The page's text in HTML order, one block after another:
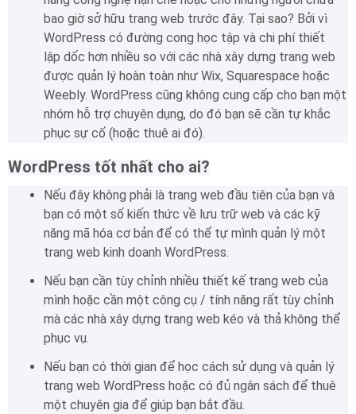
bao giờ sở hữu trang web trước đây. Tại sao? Bởi vì
WordPress có đường cong học tập và chi phí thiết
lập dốc hơn nhiều so với các nhà xây dựng trang web
được quản lý hoàn toàn như Wix, Squarespace hoặc
Weebly. WordPress cũng không cung cấp cho bạn một
nhóm hỗ trợ chuyên dụng, do đó bạn sẽ cần tự khắc
phục sự cố (hoặc thuê ai đó).
WordPress tốt nhất cho ai?
Nếu đây không phải là trang web đầu tiên của bạn và
bạn có một số kiến ​​thức về lưu trữ web và các kỹ
năng mã hóa cơ bản để có thể tự mình quản lý một
trang web kinh doanh WordPress.
Nếu bạn cần tùy chỉnh nhiều thiết kế trang web của
mình hoặc cần một công cụ / tính năng rất tùy chỉnh
mà các nhà xây dựng trang web kéo và thả không thể
phục vụ.
Nếu bạn có thời gian để học cách sử dụng và quản lý
trang web WordPress hoặc có đủ ngân sách để thuê
một chuyên gia để giúp bạn bắt đầu.